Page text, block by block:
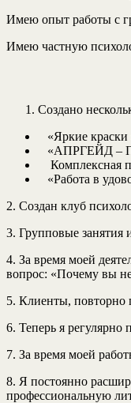
Имею опыт работы с
Имею частную
Создано
«Яркие
«АПРГЕЙД –
Комплексная
«Работа в
2. Создан клуб
3. Групповые занятия
4. За время моей
вопрос: «Почему вы
5. Клиенты, повторно
6. Теперь я регулярно
7. За время моей
8. Я постоянно
профессиональную